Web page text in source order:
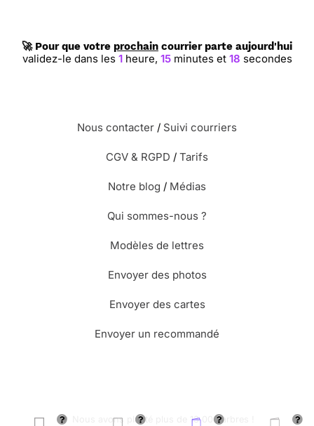
🚀 Pour que votre prochain courrier parte aujourd'hui
validez-le dans les 1 heure, 15 minutes et 17 secondes
Nous contacter / Suivi courriers
CGV & RGPD / Tarifs
Notre blog / Médias
Qui sommes-nous ?
Modèles de lettres
Envoyer des photos
Envoyer des cartes
Envoyer un recommandé
🌳 Nous avons planté plus de 13.000 arbres !